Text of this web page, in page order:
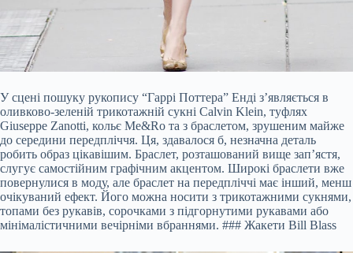
У сцені пошуку рукопису “Гаррі Поттера” Енді з’являється в
оливково-зеленій трикотажній сукні Calvin Klein, туфлях
Giuseppe Zanotti, кольє Me&Ro та з браслетом, зрушеним майже
до середини передпліччя. Ця, здавалося б, незначна деталь
робить образ цікавішим. Браслет, розташований вище зап’ястя,
слугує самостійним графічним акцентом. Широкі браслети вже
повернулися в моду, але браслет на передпліччі має інший, менш
очікуваний ефект. Його можна носити з трикотажними сукнями,
топами без рукавів, сорочками з підгорнутими рукавами або
мінімалістичними вечірніми вбраннями. ### Жакети Bill Blass